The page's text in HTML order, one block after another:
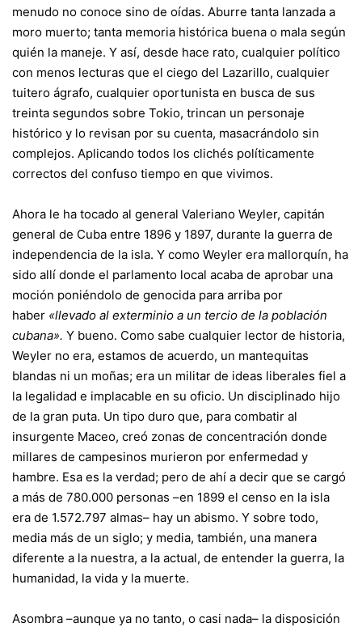
menudo no conoce sino de oídas. Aburre tanta lanzada a
moro muerto; tanta memoria histórica buena o mala según
quién la maneje. Y así, desde hace rato, cualquier político
con menos lecturas que el ciego del Lazarillo, cualquier
tuitero ágrafo, cualquier oportunista en busca de sus
treinta segundos sobre Tokio, trincan un personaje
histórico y lo revisan por su cuenta, masacrándolo sin
complejos. Aplicando todos los clichés políticamente
correctos del confuso tiempo en que vivimos.
Ahora le ha tocado al general Valeriano Weyler, capitán
general de Cuba entre 1896 y 1897, durante la guerra de
independencia de la isla. Y como Weyler era mallorquín, ha
sido allí donde el parlamento local acaba de aprobar una
moción poniéndolo de genocida para arriba por
haber «llevado al exterminio a un tercio de la población
cubana». Y bueno. Como sabe cualquier lector de historia,
Weyler no era, estamos de acuerdo, un mantequitas
blandas ni un moñas; era un militar de ideas liberales fiel a
la legalidad e implacable en su oficio. Un disciplinado hijo
de la gran puta. Un tipo duro que, para combatir al
insurgente Maceo, creó zonas de concentración donde
millares de campesinos murieron por enfermedad y
hambre. Esa es la verdad; pero de ahí a decir que se cargó
a más de 780.000 personas –en 1899 el censo en la isla
era de 1.572.797 almas– hay un abismo. Y sobre todo,
media más de un siglo; y media, también, una manera
diferente a la nuestra, a la actual, de entender la guerra, la
humanidad, la vida y la muerte.
Asombra –aunque ya no tanto, o casi nada– la disposición